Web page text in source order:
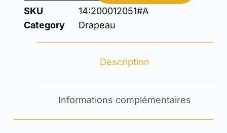
SKU
14:200012051#A
Category
Drapeau
Description
Informations complémentaires